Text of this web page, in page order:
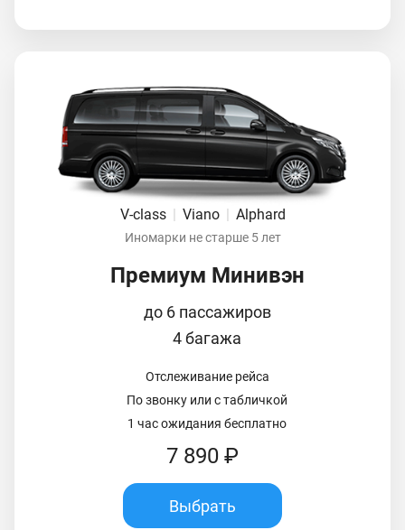
V-class Viano Alphard
Иномарки не старше 5 лет
Премиум Минивэн
до 6 пассажиров
4 багажа
Отслеживание рейса
По звонку или с табличкой
1 час ожидания бесплатно
7 890 ₽
Выбрать